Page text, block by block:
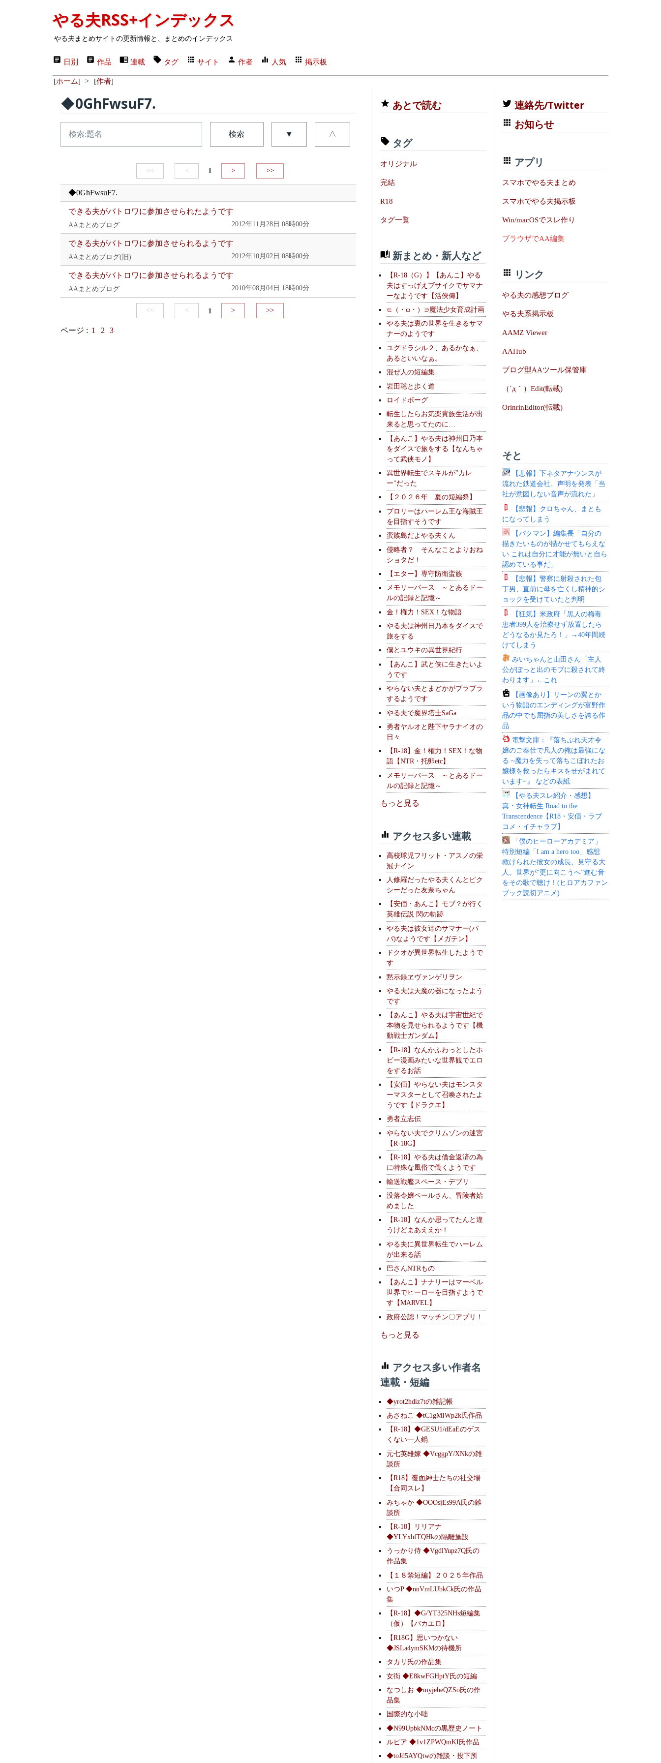
やる夫RSS+インデックス
やる夫まとめサイトの更新情報と、まとめのインデックス
日別 作品 連載 タグ サイト 作者 人気 掲示板
[ホーム] > [作者]
◆0GhFwsuF7.
検索 ▼ △
<< < 1 > >>
◆0GhFwsuF7.
できる夫がバトロワに参加させられたようです
AAまとめブログ 2012年11月28日 08時00分
できる夫がバトロワに参加させられるようです
AAまとめブログ(旧) 2012年10月02日 08時00分
できる夫がバトロワに参加させられるようです
AAまとめブログ 2010年08月04日 18時00分
<< < 1 > >>
ページ : 1 2 3
あとで読む
タグ
オリジナル
完結
R18
タグ一覧
新まとめ・新人など
【R-18（G）】【あんこ】やる
夫はすっげえブサイクでサマナ
ーなようです【活俠傳】
∈（・ω・）∋魔法少女育成計画
やる夫は裏の世界を生きるサマ
ナーのようです
ユグドラシル２、あるかなぁ、
あるといいなぁ。
混ぜ人の短編集
岩田聡と歩く道
ロイドボーグ
転生したらお気楽貴族生活が出
来ると思ってたのに…
【あんこ】やる夫は神州日乃本
をダイスで旅をする【なんちゃ
って武侠モノ】
異世界転生でスキルが"カレ
ー"だった
【２０２６年 夏の短編祭】
ブロリーはハーレム王な海賊王
を目指すそうです
蛮族島だよやる夫くん
侵略者？ そんなことよりおね
ショタだ！
【エター】専守防衛蛮族
メモリーバース ～とあるドー
ルの記録と記憶～
金！権力！SEX！な物語
やる夫は神州日乃本をダイスで
旅をする
僕とユウキの異世界紀行
【あんこ】武と侠に生きたいよ
うです
やらない夫とまどかがブラブラ
するようです
やる夫で魔界塔士SaGa
勇者ヤルオと陛下ヤラナイオの
日々
【R-18】金！権力！SEX！な物
語【NTR・托卵etc】
メモリーバース ～とあるドー
ルの記録と記憶～
もっと見る
アクセス多い連載
高校球児フリット・アスノの栄
冠ナイン
人修羅だったやる夫くんとピク
シーだった友奈ちゃん
【安価・あんこ】モブ？が行く
英雄伝説 閃の軌跡
やる夫は彼女達のサマナー(パ
パ)なようです【メガテン】
ドクオが異世界転生したようで
す
黙示録ヱヴァンゲリヲン
やる夫は天魔の器になったよう
です
【あんこ】やる夫は宇宙世紀で
本物を見せられるようです【機
動戦士ガンダム】
【R-18】なんかふわっとしたホ
ビー漫画みたいな世界観でエロ
をするお話
【安価】やらない夫はモンスタ
ーマスターとして召喚されたよ
うです【ドラクエ】
勇者立志伝
やらない夫でクリムゾンの迷宮
【R-18G】
【R-18】やる夫は借金返済の為
に特殊な風俗で働くようです
輸送戦艦スペース・デブリ
没落令嬢ベールさん、冒険者始
めました
【R-18】なんか思ってたんと違
うけどまあええか！
やる夫に異世界転生でハーレム
が出来る話
巴さんNTRもの
【あんこ】ナナリーはマーベル
世界でヒーローを目指すようで
す【MARVEL】
政府公認！マッチン〇アプリ！
もっと見る
アクセス多い作者名
連載・短編
◆yrot2hdiz7tの雑記帳
あさねこ ◆tC1gMIWp2k氏作品
【R-18】◆GESU1/dEaEのゲス
くない一人鍋
元七英雄嫁 ◆VcggpY/XNkの雑
談所
【R18】覆面紳士たちの社交場
【合同スレ】
みちゃか ◆OOOsjEs99A氏の雑
談所
【R-18】リリアナ
◆YLYxhfTQHkの隔離施設
うっかり侍 ◆VgdlYupz7Q氏の
作品集
【１８禁短編】２０２５年作品
いつP ◆nnVmLUbkCk氏の作品
集
【R-18】◆G/YT325NHs短編集
（仮）【バカエロ】
【R18G】思いつかない
◆JSLa4ymSKMの待機所
タカリ氏の作品集
女衒 ◆E8kwFGHptY氏の短編
なつしお ◆myjeheQZSo氏の作
品集
国際的な小咄
◆N99UpbkNMcの黒歴史ノート
ルピア ◆1v1ZPWQmKI氏作品
◆toJd5AYQtwの雑談・投下所
連絡先/Twitter
お知らせ
アプリ
スマホでやる夫まとめ
スマホでやる夫掲示板
Win/macOSでスレ作り
ブラウザでAA編集
リンク
やる夫の感想ブログ
やる夫系掲示板
AAMZ Viewer
AAHub
ブログ型AAツール保管庫
（´д｀）Edit(転載)
OrinrinEditor(転載)
そと
【悲報】下ネタアナウンスが
流れた鉄道会社、声明を発表「当
社が意図しない音声が流れた」
【悲報】クロちゃん、まとも
になってしまう
【バクマン】編集長「自分の
描きたいものが描かせてもらえな
い これは自分に才能が無いと自ら
認めている事だ」
【悲報】警察に射殺された包
丁男、直前に母を亡くし精神的シ
ョックを受けていたと判明
【狂気】米政府「黒人の梅毒
患者399人を治療せず放置したら
どうなるか見たろ！」→40年間続
けてしまう
みいちゃんと山田さん「主人
公がぽっと出のモブに殺されて終
わります」←これ
【画像あり】リーンの翼とか
いう物語のエンディングが富野作
品の中でも屈指の美しさを誇る作
品
電撃文庫：『落ちぶれ天才令
嬢のご奉仕で凡人の俺は最強にな
る ~魔力を失って落ちこぼれたお
嬢様を救ったらキスをせがまれて
います~』 などの表紙
【やる夫スレ紹介・感想】
真・女神転生 Road to the
Transcendence【R18・安価・ラブ
コメ・イチャラブ】
「僕のヒーローアカデミア」
特別短編「I am a hero too」感想
救けられた彼女の成長、見守る大
人。世界が“更に向こうへ”進む音
をその歌で聴け！(ヒロアカファン
ブック読切アニメ)